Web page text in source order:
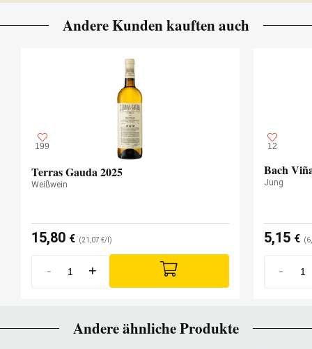
Andere Kunden kauften auch
199
Terras Gauda 2025
Weißwein
15,80 € (21,07 €/l)
- +
12
Bach
Jung
5,15 €
-
Andere ähnliche Produkte